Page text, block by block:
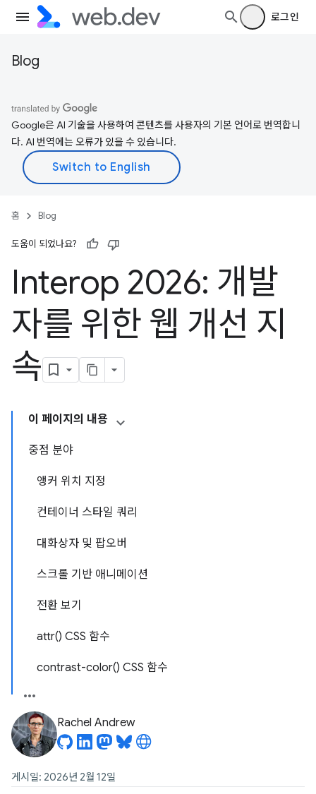
로그인
Blog
Google은 AI 기술을 사용하여 콘텐츠를 사용자의 기본 언어로 번역합니
다. AI 번역에는 오류가 있을 수 있습니다.
홈 Blog
도움이 되었나요?
Interop 2026: 개발
자를 위한 웹 개선 지
속
이 페이지의 내용
중점 분야
앵커 위치 지정
컨테이너 스타일 쿼리
대화상자 및 팝오버
스크롤 기반 애니메이션
전환 보기
attr() CSS 함수
contrast-color() CSS 함수
Rachel Andrew
게시일: 2026년 2월 12일